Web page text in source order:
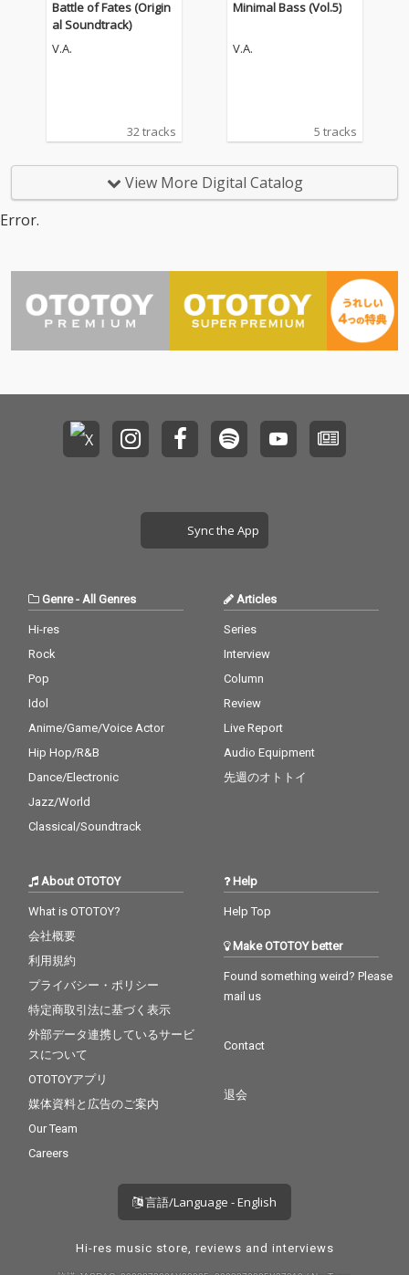
Battle of Fates (Origin
al Soundtrack)
V.A.
32 tracks
Minimal Bass (Vol.5)
V.A.
5 tracks
View More Digital Catalog
Error.
Sync the App
Genre- All Genres
Hi-res
Rock
Pop
Idol
Anime/Game/Voice Actor
Hip Hop/R&B
Dance/Electronic
Jazz/World
Classical/Soundtrack
Articles
Series
Interview
Column
Review
Live Report
Audio Equipment
先週のオトトイ
About OTOTOY
What is OTOTOY?
会社概要
利用規約
プライバシー・ポリシー
特定商取引法に基づく表示
外部データ連携しているサービ
スについて
OTOTOYアプリ
媒体資料と広告のご案内
Our Team
Careers
Help
Help Top
Make OTOTOY better
Found something weird? Please
mail us
Contact
退会
言語/Language - English
Hi-res music store, reviews and interviews